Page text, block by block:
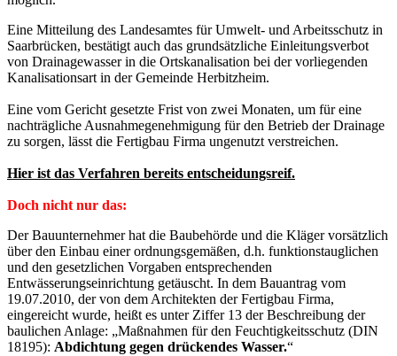
Eine Mitteilung des Landesamtes für Umwelt- und Arbeitsschutz in
Saarbrücken, bestätigt auch das grundsätzliche Einleitungsverbot
von Drainagewasser in die Ortskanalisation bei der vorliegenden
Kanalisationsart in der Gemeinde Herbitzheim.
Eine vom Gericht gesetzte Frist von zwei Monaten, um für eine
nachträgliche Ausnahmegenehmigung für den Betrieb der Drainage
zu sorgen, lässt die Fertigbau Firma ungenutzt verstreichen.
Hier ist das Verfahren bereits entscheidungsreif.
Doch nicht nur das:
Der Bauunternehmer hat die Baubehörde und die Kläger vorsätzlich
über den Einbau einer ordnungsgemäßen, d.h. funktionstauglichen
und den gesetzlichen Vorgaben entsprechenden
Entwässerungseinrichtung getäuscht. In dem Bauantrag vom
19.07.2010, der von dem Architekten der Fertigbau Firma,
eingereicht wurde, heißt es unter Ziffer 13 der Beschreibung der
baulichen Anlage: „Maßnahmen für den Feuchtigkeitsschutz (DIN
18195): Abdichtung gegen drückendes Wasser.“